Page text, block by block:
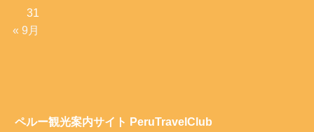
31
« 9月
ペルー観光案内サイト PeruTravelClub